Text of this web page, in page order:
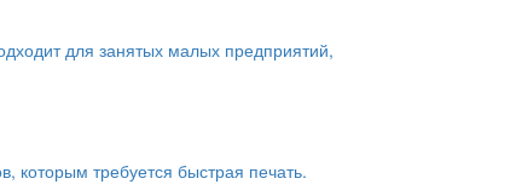
для занятых малых предприятий,
требуется быстрая печать.